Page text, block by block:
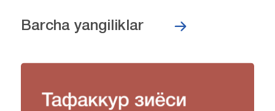
Barcha yangiliklar